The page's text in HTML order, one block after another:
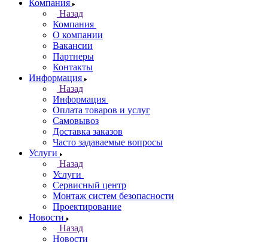
Компания
Назад
Компания
О компании
Вакансии
Партнеры
Контакты
Информация
Назад
Информация
Оплата товаров и услуг
Самовывоз
Доставка заказов
Часто задаваемые вопросы
Услуги
Назад
Услуги
Сервисный центр
Монтаж систем безопасности
Проектирование
Новости
Назад
Новости